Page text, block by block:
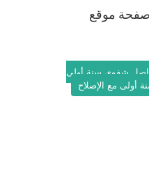
صفحة موقع
شفوي سنة أولى
مع الإصلاح